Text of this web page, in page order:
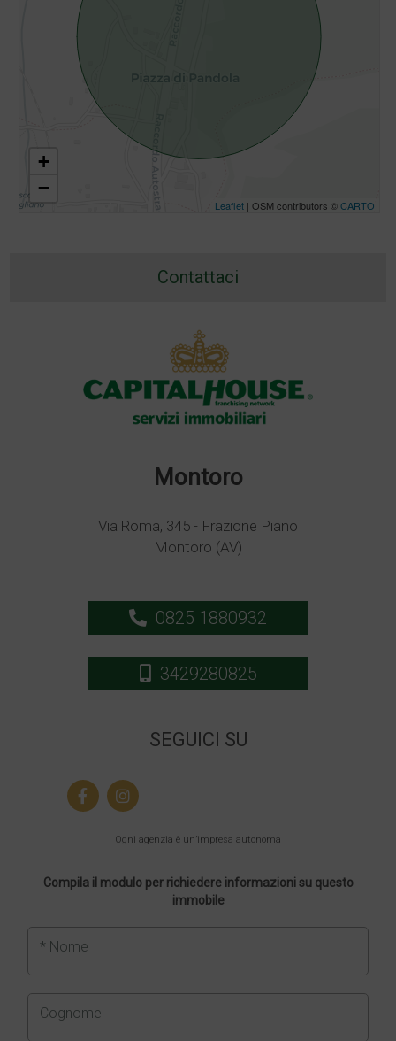
+
−
Leaflet| OSM contributors ©CARTO
Contattaci
Montoro
Via Roma, 345 - Frazione Piano
Montoro (AV)
0825 1880932
3429280825
SEGUICI SU
Ogni agenzia è un’impresa autonoma
Compila il modulo per richiedere informazioni su questo
immobile
* Nome
Cognome